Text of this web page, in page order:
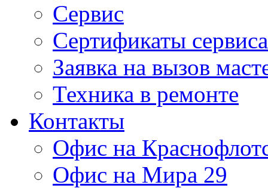
Сервис
Сертификаты сервиса
Заявка на вызов
Техника в ремонте
Контакты
Офис на
Офис на Мира 29